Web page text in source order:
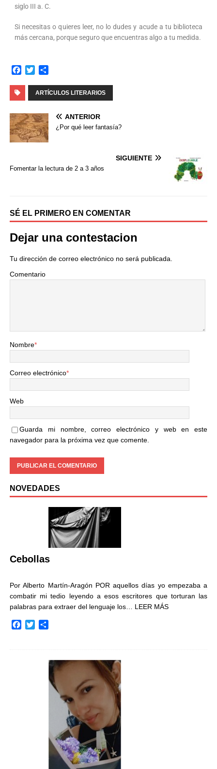
siglo III a. C.
Si necesitas o quieres leer, no lo dudes y acude a tu biblioteca
más cercana, porque seguro que encuentras algo a tu medida.
e
o
o
k
i
t
e
r
m
p
ARTÍCULOS LITERARIOS
ANTERIOR
¿Por qué leer fantasía?
SIGUIENTE
Fomentar la lectura de 2 a 3 años
SÉ EL PRIMERO EN COMENTAR
Dejar una contestacion
Tu dirección de correo electrónico no será publicada.
Comentario
Nombre*
Correo electrónico*
Web
Guarda mi nombre, correo electrónico y web en este
navegador para la próxima vez que comente.
NOVEDADES
Cebollas
Por Alberto Martín-Aragón POR aquellos días yo empezaba a
combatir mi tedio leyendo a esos escritores que torturan las
palabras para extraer del lenguaje los… LEER MÁS
a
t